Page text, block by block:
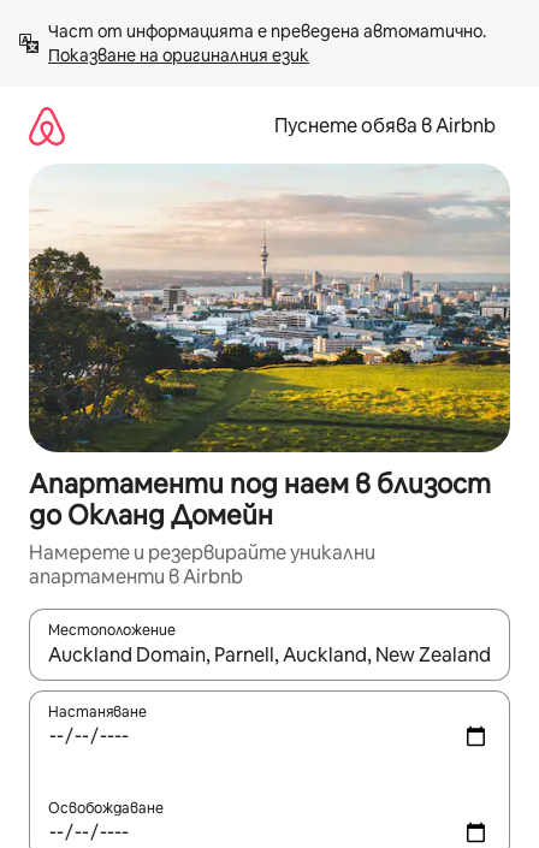
към
съдържанието
Показване на оригиналния език
Пуснете обява в Airbnb
Апартаменти под наем в близост
до Окланд Домейн
Намерете и резервирайте уникални
апартаменти в Airbnb
Местоположение
Когато резултатите се покажат, използвайте
Настаняване
Освобождаване